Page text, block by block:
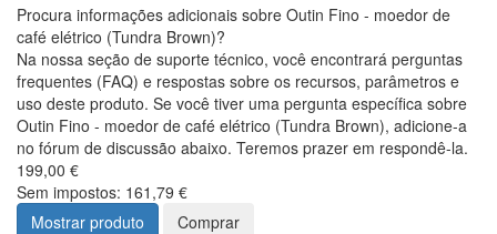
Procura informações adicionais sobre Outin Fino - moedor de
café elétrico (Tundra Brown)?
Na nossa seção de suporte técnico, você encontrará perguntas
frequentes (FAQ) e respostas sobre os recursos, parâmetros e
uso deste produto. Se você tiver uma pergunta específica sobre
Outin Fino - moedor de café elétrico (Tundra Brown), adicione-a
no fórum de discussão abaixo. Teremos prazer em respondê-la.
199,00 €
Sem impostos: 161,79 €
Mostrar produto
Comprar